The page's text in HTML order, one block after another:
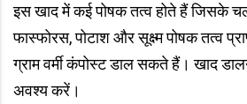
इस खाद में कई पोषक तत्व होते हैं जिसके
फास्फोरस, पोटाश और सूक्ष्म पोषक तत्व
ग्राम वर्मी कंपोस्ट डाल सकते हैं। खाद
अवश्य करें।